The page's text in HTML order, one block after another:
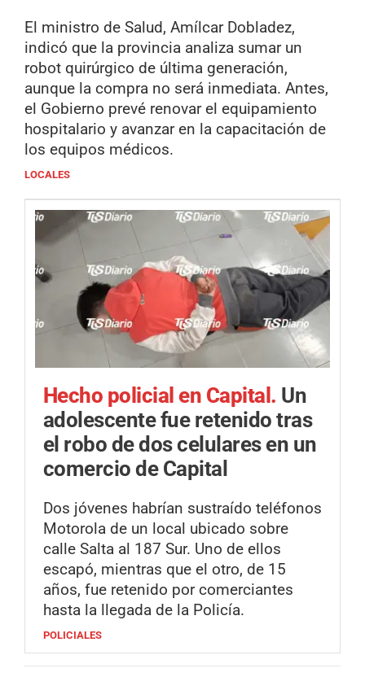
El ministro de Salud, Amílcar Dobladez,
indicó que la provincia analiza sumar un
robot quirúrgico de última generación,
aunque la compra no será inmediata. Antes,
el Gobierno prevé renovar el equipamiento
hospitalario y avanzar en la capacitación de
los equipos médicos.
LOCALES
Hecho policial en Capital. Un
adolescente fue retenido tras
el robo de dos celulares en un
comercio de Capital
Dos jóvenes habrían sustraído teléfonos
Motorola de un local ubicado sobre
calle Salta al 187 Sur. Uno de ellos
escapó, mientras que el otro, de 15
años, fue retenido por comerciantes
hasta la llegada de la Policía.
POLICIALES